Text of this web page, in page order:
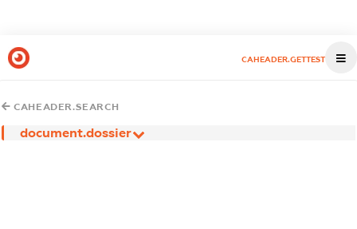
CAHEADER.GETTEST
CAHEADER.SEARCH
document.dossier